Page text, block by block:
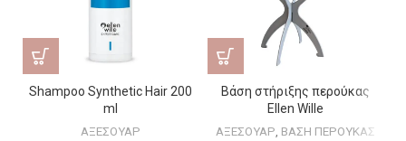
Shampoo Synthetic Hair 200
ml
ΑΞΕΣΟΥΑΡ
Βάση στήριξης περούκας
Ellen Wille
ΑΞΕΣΟΥΑΡ, ΒΑΣΗ ΠΕΡΟΥΚΑΣ